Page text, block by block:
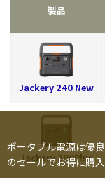
製品
Jackery 240 New
Jackery 300Plus
ポータブル電源は優
のセールでお得に購入